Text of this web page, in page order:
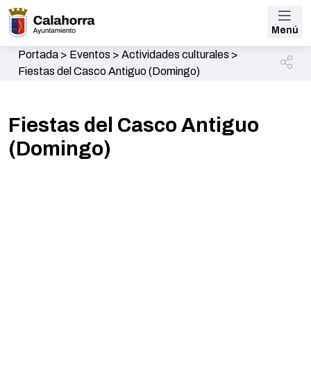
Menú
Portada> Eventos > Actividades culturales >
Fiestas del Casco Antiguo (Domingo)
Fiestas del Casco Antiguo
(Domingo)